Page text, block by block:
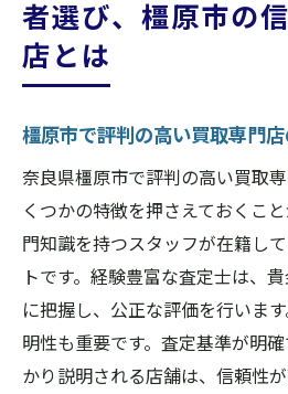
者選び、橿原市の
店とは
橿原市で評判の高い買取専門
奈良県橿原市で評判の高い買取
くつかの特徴を押さえておくこ
門知識を持つスタッフが在籍し
トです。経験豊富な査定士は、
に把握し、公正な評価を行いま
明性も重要です。査定基準が明
かり説明される店舗は、信頼性